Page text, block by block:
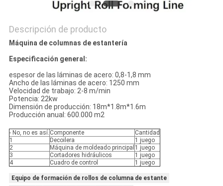
Descripción de producto
Máquina de columnas de estantería
Especificación general:
espesor de las láminas de acero: 0,8-1,8 mm
Ancho de las láminas de acero: 1250 mm
Velocidad de trabajo: 2-8 m/min
Potencia: 22kw
Dimensión de producción: 18m*1.8m*1.6m
Producción anual: 600.000 m2
- No, no es así. Componente
Cantidad
1
Decoilera
1 juego
2
Máquina de moldeado principal 1 juego
3
Cortadores hidráulicos
1 juego
4
Cuadro de control 1 juego
Equipo de formación de rollos de columna de estante